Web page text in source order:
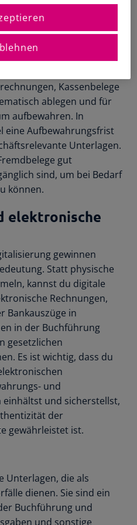
und
deine Belege
Kassenbelege
ablegen und für
aufbewahren. In
eine Aufbewahrungsfrist
Unterlagen.
gut
sind, um bei Bedarf
können.
elektronische
gewinnen
Statt physische
kannst du digitale
Rechnungen,
Bankauszüge in
in der Buchführung
gesetzlichen
Es ist wichtig, dass du
und
und sicherstellst,
der
gewährleistet ist.
Unterlagen, die als
dienen. Sie sind ein
Buchführung und
und sonstige